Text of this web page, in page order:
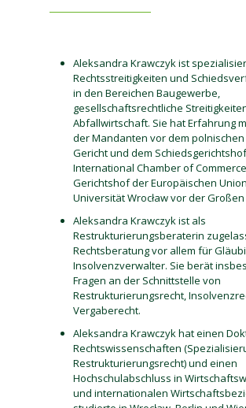
Aleksandra Krawczyk ist
Rechtsstreitigkeiten und
in den Bereichen Baugewerbe,
gesellschaftsrechtliche
Abfallwirtschaft. Sie hat Erfahrung
der Mandanten vor dem
Gericht und dem
International Chamber of
Gerichtshof der Europäischen
Universität Wrocław vor der
Aleksandra Krawczyk ist als
Restrukturierungsberaterin
Rechtsberatung vor allem für
Insolvenzverwalter. Sie berät
Fragen an der Schnittstelle von
Restrukturierungsrecht,
Vergaberecht.
Aleksandra Krawczyk hat einen
Rechtswissenschaften
Restrukturierungsrecht) und einen
Hochschulabschluss in
und internationalen